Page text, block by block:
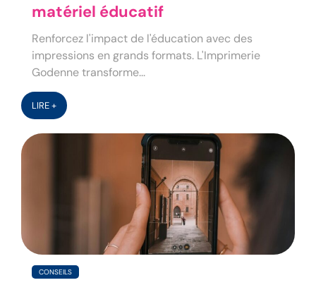
matériel éducatif
Renforcez l'impact de l'éducation avec des
impressions en grands formats. L'Imprimerie
Godenne transforme...
LIRE +
CONSEILS